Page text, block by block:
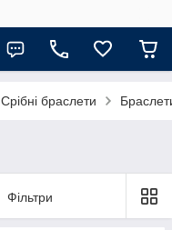
Срібні браслети
Фільтри